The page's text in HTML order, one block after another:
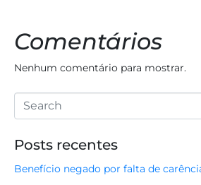
Comentários
Nenhum comentário para mostrar.
Posts recentes
Benefício negado por falta de